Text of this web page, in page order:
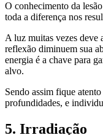
O conhecimento da
toda a diferença nos
A luz muitas vezes deve
reflexão diminuem sua
energia é a chave para
alvo.
Sendo assim fique
profundidades, e
5. Irradiação